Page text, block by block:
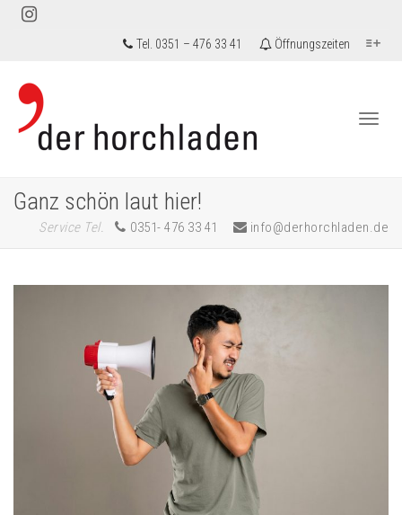
Tel. 0351 – 476 33 41 Öffnungszeiten
Ganz schön laut hier!
Service Tel. 0351- 476 33 41 info@derhorchladen.de